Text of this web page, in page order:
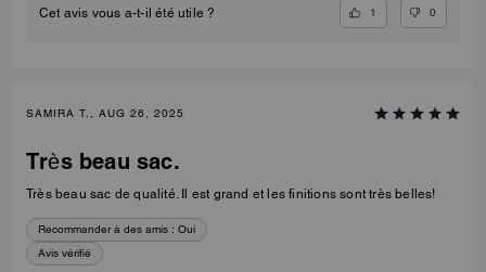
Cet avis vous a-t-il été utile ? 1 0
SAMIRA T., AUG 26, 2025
Très beau sac.
Très beau sac de qualité. Il est grand et les finitions sont très belles!
Recommander à des amis : Oui
Avis vérifié